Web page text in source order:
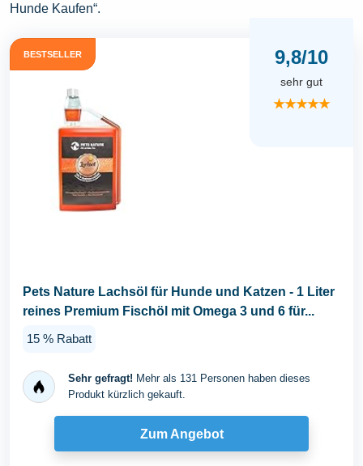
Hunde Kaufen“.
BESTSELLER 9,8/10
sehr gut
★★★★★
Pets Nature Lachsöl für Hunde und Katzen - 1 Liter
reines Premium Fischöl mit Omega 3 und 6 für...
15 % Rabatt
Sehr gefragt! Mehr als 131 Personen haben dieses
Produkt kürzlich gekauft.
Zum Angebot